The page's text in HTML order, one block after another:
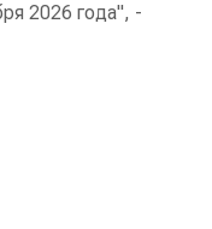
2026 года", -